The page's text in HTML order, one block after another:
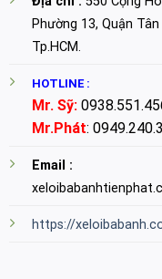
Phường 13, Quận Tân
Tp.HCM.
HOTLINE :
Mr. Sỹ:
Mr.Phát:
Email :
https://